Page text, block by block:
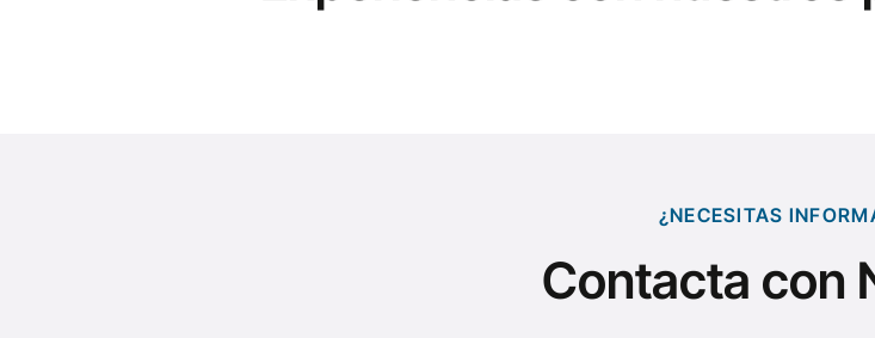
¿NECESITAS
Contacta con